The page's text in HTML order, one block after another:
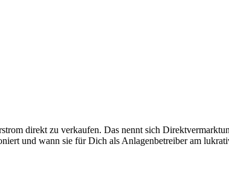
direkt zu verkaufen. Das nennt sich
und wann sie für Dich als Anlagenbetreiber am